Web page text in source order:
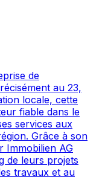
de
au 23,
locale, cette
fiable dans le
services aux
Grâce à son
Immobilien AG
de leurs projets
travaux et au